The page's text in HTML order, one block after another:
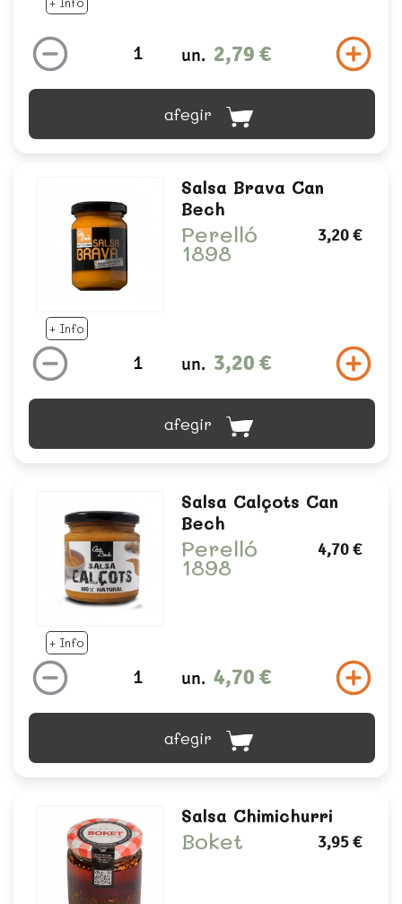
un. 2,79 €
afegir
+ Info
Salsa Brava Can
Bech
Perelló
1898
3,20 €
un. 3,20 €
afegir
+ Info
Salsa Calçots Can
Bech
Perelló
1898
4,70 €
un. 4,70 €
afegir
Salsa Chimichurri
Boket 3,95 €